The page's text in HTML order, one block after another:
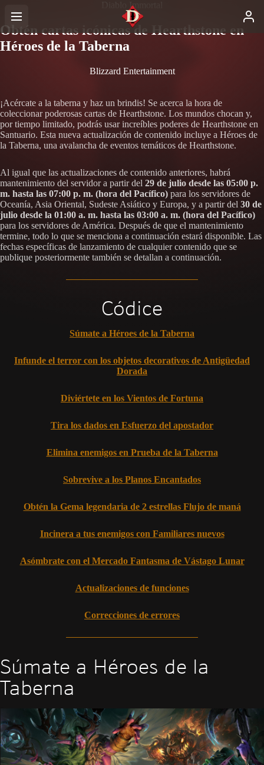
Diablo Immortal
Obtén cartas icónicas de Hearthstone en
Héroes de la Taberna
Blizzard Entertainment
¡Acércate a la taberna y haz un brindis! Se acerca la hora de
coleccionar poderosas cartas de Hearthstone. Los mundos chocan y,
por tiempo limitado, podrás usar increíbles poderes de Hearthstone en
Santuario. Esta nueva actualización de contenido incluye a Héroes de
la Taberna, una avalancha de eventos temáticos de Hearthstone.
Al igual que las actualizaciones de contenido anteriores, habrá
mantenimiento del servidor a partir del 29 de julio desde las 05:00 p.
m. hasta las 07:00 p. m. (hora del Pacífico) para los servidores de
Oceanía, Asia Oriental, Sudeste Asiático y Europa, y a partir del 30 de
julio desde la 01:00 a. m. hasta las 03:00 a. m. (hora del Pacífico)
para los servidores de América. Después de que el mantenimiento
termine, todo lo que se menciona a continuación estará disponible. Las
fechas específicas de lanzamiento de cualquier contenido que se
publique posteriormente también se detallan a continuación.
Códice
Súmate a Héroes de la Taberna
Infunde el terror con los objetos decorativos de Antigüedad
Dorada
Diviértete en los Vientos de Fortuna
Tira los dados en Esfuerzo del apostador
Elimina enemigos en Prueba de la Taberna
Sobrevive a los Planos Encantados
Obtén la Gema legendaria de 2 estrellas Flujo de maná
Incinera a tus enemigos con Familiares nuevos
Asómbrate con el Mercado Fantasma de Vástago Lunar
Actualizaciones de funciones
Correcciones de errores
Súmate a Héroes de la
Taberna